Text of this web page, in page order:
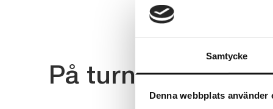
Samtycke
Denna webbplats använder
På turné